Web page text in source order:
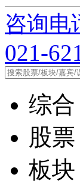
咨询电
021-
综合
股票
板块